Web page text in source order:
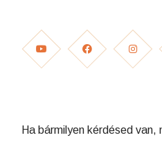
Ha bármilyen kérdésed